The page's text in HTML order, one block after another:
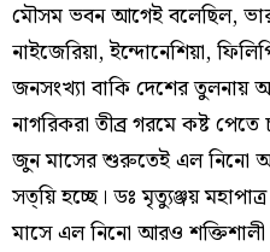
মৌসম ভবন আগেই বলেছিল,
নাইজেরিয়া, ইন্দোনেশিয়া,
জনসংখ্যা বাকি দেশের তুলনায়
নাগরিকরা তীব্র গরমে কষ্ট পেতে
জুন মাসের শুরুতেই এল নিনো
সত্য়ি হচ্ছে। ডঃ মৃত্যুঞ্জয়
মাসে এল নিনো আরও শক্তিশালী